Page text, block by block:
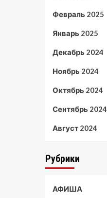
Февраль 2025
Январь 2025
Декабрь 2024
Ноябрь 2024
Октябрь 2024
Сентябрь 2024
Август 2024
Рубрики
АФИША